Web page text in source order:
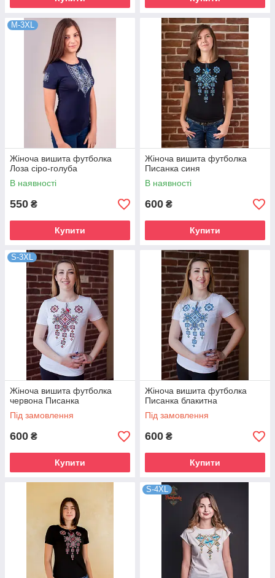
M-3XL
Жіноча вишита футболка
Лоза сіро-голуба
В наявності
550 ₴
Купити
Жіноча вишита футболка
Писанка синя
В наявності
600 ₴
Купити
S-3XL
Жіноча вишита футболка
червона Писанка
Під замовлення
600 ₴
Купити
Жіноча вишита футболка
Писанка блакитна
Під замовлення
600 ₴
Купити
S-4XL